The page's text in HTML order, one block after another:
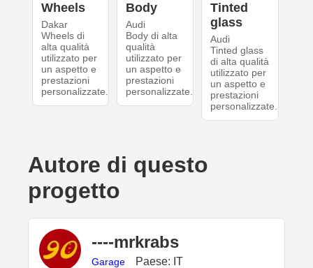
Wheels
Dakar
Wheels di
alta qualità
utilizzato per
un aspetto e
prestazioni
personalizzate.
Body
Audi
Body di alta
qualità
utilizzato per
un aspetto e
prestazioni
personalizzate.
Tinted
glass
Audi
Tinted glass
di alta qualità
utilizzato per
un aspetto e
prestazioni
personalizzate.
Autore di questo
progetto
----mrkrabs
Garage Paese: IT